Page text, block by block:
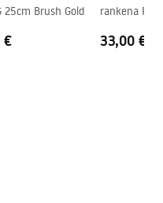
25cm Brush Gold
€
rankena
33,00 €